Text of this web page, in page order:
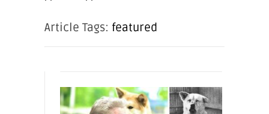
Article Tags: featured